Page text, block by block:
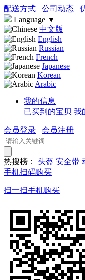
配送方式 公司动态
Language ▼
中文版
English
Russian
French
Japanese
Korean
Arabic
我的信息
已买到的宝贝 我
会员登录 会员注册
热搜榜： 头盔 安全带
手机扫码购买
扫一扫手机购买